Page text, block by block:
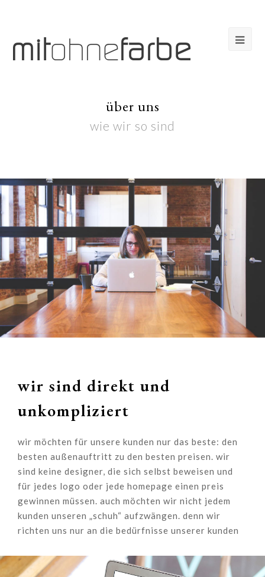
über uns
wie wir so sind
wir sind direkt und
unkompliziert
wir möchten für unsere kunden nur das beste: den
besten außenauftritt zu den besten preisen. wir
sind keine designer, die sich selbst beweisen und
für jedes logo oder jede homepage einen preis
gewinnen müssen. auch möchten wir nicht jedem
kunden unseren „schuh“ aufzwängen. denn wir
richten uns nur an die bedürfnisse unserer kunden